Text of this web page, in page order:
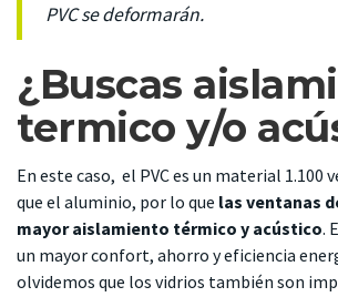
PVC se deformarán.
¿Buscas
termico y/o
En este caso, el PVC es un material 1.100
que el aluminio, por lo que las ventanas
mayor aislamiento térmico y acústico.
un mayor confort, ahorro y eficiencia
olvidemos que los vidrios también son